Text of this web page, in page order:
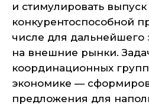
и стимулировать
конкурентоспособной
числе для дальнейшего
на внешние рынки.
координационных
экономике —
предложения для